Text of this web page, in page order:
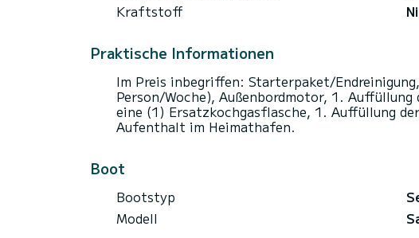
Kraftstoff
Praktische Informationen
Im Preis inbegriffen: Starterpaket/
Person/Woche), Außenbordmotor, 1.
eine (1) Ersatzkochgasflasche, 1. Auffüllung
Aufenthalt im Heimathafen.
Boot
Bootstyp
Modell